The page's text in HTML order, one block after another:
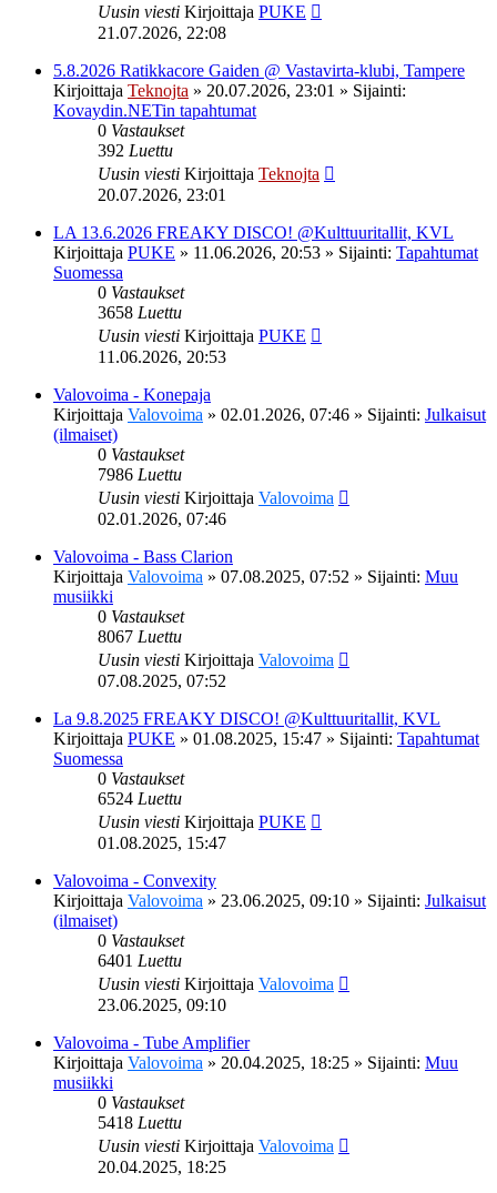
Uusin viesti Kirjoittaja PUKE
21.07.2026, 22:08
5.8.2026 Ratikkacore Gaiden @ Vastavirta-klubi, Tampere
Kirjoittaja Teknojta » 20.07.2026, 23:01 » Sijainti:
Kovaydin.NETin tapahtumat
0 Vastaukset
392 Luettu
Uusin viesti Kirjoittaja Teknojta
20.07.2026, 23:01
LA 13.6.2026 FREAKY DISCO! @Kulttuuritallit, KVL
Kirjoittaja PUKE » 11.06.2026, 20:53 » Sijainti: Tapahtumat
Suomessa
0 Vastaukset
3658 Luettu
Uusin viesti Kirjoittaja PUKE
11.06.2026, 20:53
Valovoima - Konepaja
Kirjoittaja Valovoima » 02.01.2026, 07:46 » Sijainti: Julkaisut
(ilmaiset)
0 Vastaukset
7986 Luettu
Uusin viesti Kirjoittaja Valovoima
02.01.2026, 07:46
Valovoima - Bass Clarion
Kirjoittaja Valovoima » 07.08.2025, 07:52 » Sijainti: Muu
musiikki
0 Vastaukset
8067 Luettu
Uusin viesti Kirjoittaja Valovoima
07.08.2025, 07:52
La 9.8.2025 FREAKY DISCO! @Kulttuuritallit, KVL
Kirjoittaja PUKE » 01.08.2025, 15:47 » Sijainti: Tapahtumat
Suomessa
0 Vastaukset
6524 Luettu
Uusin viesti Kirjoittaja PUKE
01.08.2025, 15:47
Valovoima - Convexity
Kirjoittaja Valovoima » 23.06.2025, 09:10 » Sijainti: Julkaisut
(ilmaiset)
0 Vastaukset
6401 Luettu
Uusin viesti Kirjoittaja Valovoima
23.06.2025, 09:10
Valovoima - Tube Amplifier
Kirjoittaja Valovoima » 20.04.2025, 18:25 » Sijainti: Muu
musiikki
0 Vastaukset
5418 Luettu
Uusin viesti Kirjoittaja Valovoima
20.04.2025, 18:25